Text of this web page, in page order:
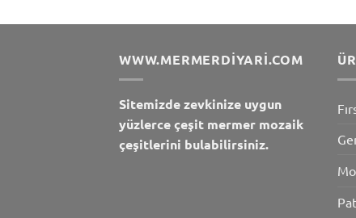
WWW.MERMERDIYARI.COM
Sitemizde zevkinize uygun
yüzlerce çeşit mermer mozaik
çeşitlerini bulabilirsiniz.